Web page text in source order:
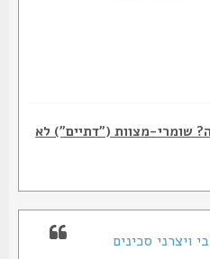
מצוות ("דתיים") לא